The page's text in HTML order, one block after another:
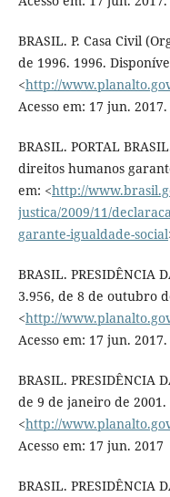
BRASIL. P. Casa Civil
de 1996. 1996.
<http://
Acesso em: 17 jun. 2017.
BRASIL. PORTAL
direitos humanos
em: <http://
justica/2009/11/
garante-igualdade-social
BRASIL. PRESIDÊNCIA
3.956, de 8 de outubro
<http://
Acesso em: 17 jun. 2017.
BRASIL. PRESIDÊNCIA
de 9 de janeiro de
<http://
Acesso em: 17 jun. 2017
BRASIL. PRESIDÊNCIA